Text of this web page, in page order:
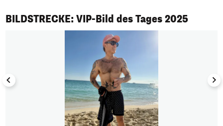
BILDSTRECKE: VIP-Bild des Tages 2025
1/50